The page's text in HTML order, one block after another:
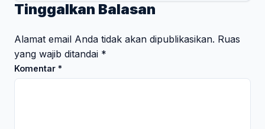
Tinggalkan Balasan
Alamat email Anda tidak akan dipublikasikan. Ruas
yang wajib ditandai *
Komentar *